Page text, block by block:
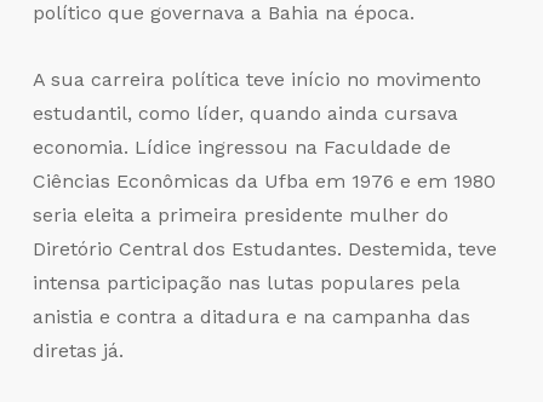
político que governava a Bahia na época.
A sua carreira política teve início no movimento
estudantil, como líder, quando ainda cursava
economia. Lídice ingressou na Faculdade de
Ciências Econômicas da Ufba em 1976 e em 1980
seria eleita a primeira presidente mulher do
Diretório Central dos Estudantes. Destemida, teve
intensa participação nas lutas populares pela
anistia e contra a ditadura e na campanha das
diretas já.